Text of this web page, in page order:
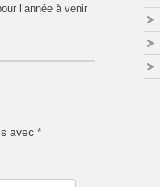
l’année à venir
avec *